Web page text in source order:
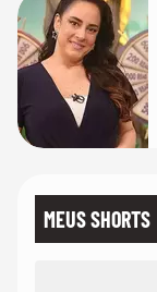
MEUS SHORTS